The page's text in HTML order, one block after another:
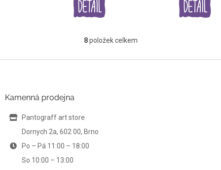
O
l
8položek celkem
Kamenná prodejna
Pantograff art store
Dornych 2a, 602 00, Brno
Po – Pá 11:00 – 18:00
So 10:00 – 13:00